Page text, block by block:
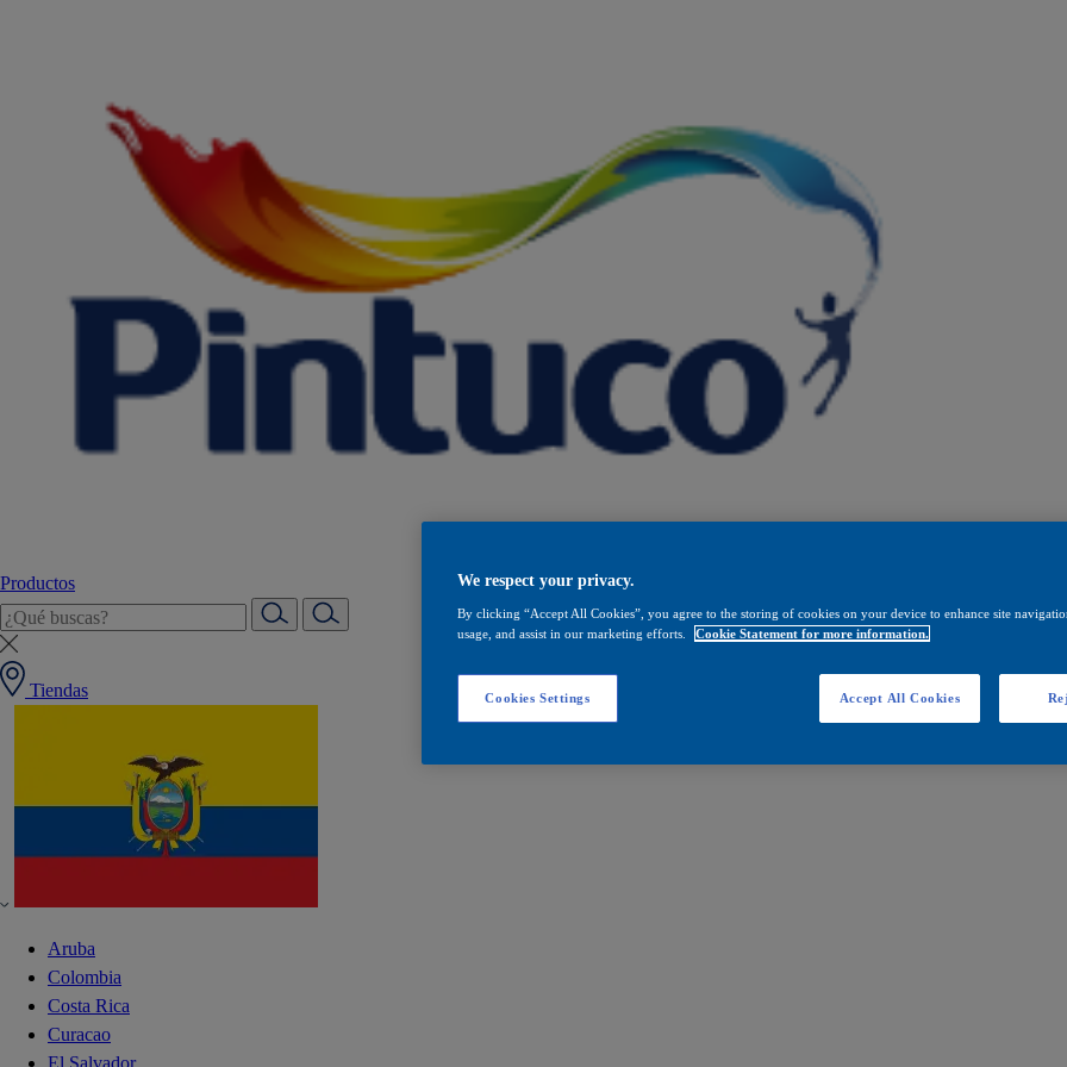
Productos
Tiendas
Aruba
Colombia
Costa Rica
Curacao
El Salvador
We respect your privacy.
By clicking “Accept All Cookies”, you agree to the storing of cookies on your device to enhance site
usage, and assist in our marketing efforts.
Cookie Statement for more information.
Cookies Settings Accept All Cookies